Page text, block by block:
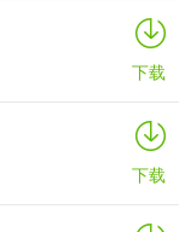
下载
下载